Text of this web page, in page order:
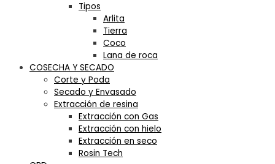
Tipos
Arlita
Tierra
Coco
Lana de roca
COSECHA Y SECADO
Corte y Poda
Secado y Envasado
Extracción de resina
Extracción con Gas
Extracción con hielo
Extracción en seco
Rosin Tech